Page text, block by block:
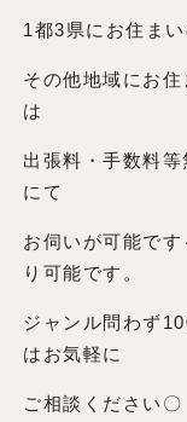
1都3県にお住ま
その他地域にお
は
出張料・手数料
にて
お伺いが可能で
り可能です。
ジャンル問わず
はお気軽に
ご相談ください〇